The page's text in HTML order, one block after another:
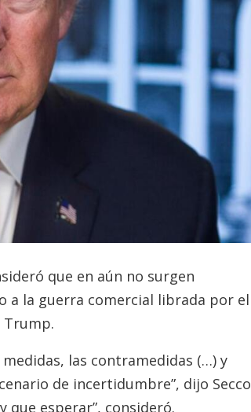
que en aún no surgen
a la guerra comercial librada por el
Trump.
las contramedidas (…) y
de incertidumbre”, dijo Secco
que esperar”, consideró.